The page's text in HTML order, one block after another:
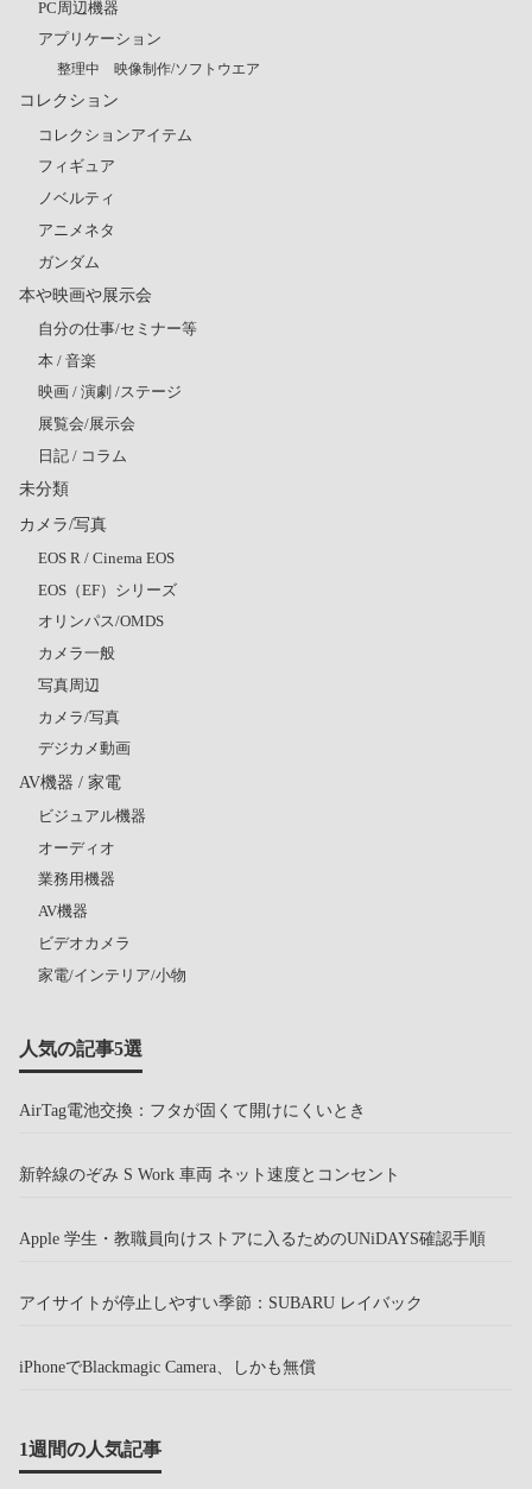
PC周辺機器
アプリケーション
整理中 映像制作/ソフトウエア
コレクション
コレクションアイテム
フィギュア
ノベルティ
アニメネタ
ガンダム
本や映画や展示会
自分の仕事/セミナー等
本 / 音楽
映画 / 演劇 /ステージ
展覧会/展示会
日記 / コラム
未分類
カメラ/写真
EOS R / Cinema EOS
EOS（EF）シリーズ
オリンパス/OMDS
カメラ一般
写真周辺
カメラ/写真
デジカメ動画
AV機器 / 家電
ビジュアル機器
オーディオ
業務用機器
AV機器
ビデオカメラ
家電/インテリア/小物
人気の記事5選
AirTag電池交換：フタが固くて開けにくいとき
新幹線のぞみ S Work 車両 ネット速度とコンセント
Apple 学生・教職員向けストアに入るためのUNiDAYS確認手順
アイサイトが停止しやすい季節：SUBARU レイバック
iPhoneでBlackmagic Camera、しかも無償
1週間の人気記事